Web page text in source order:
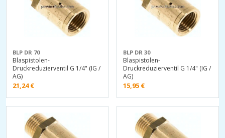
BLP DR 70
Blaspistolen-
Druckreduzierventil G 1/4" (IG /
AG)
21,24€
BLP DR 30
Blaspistolen-
Druckreduzierventil G 1/4" (IG /
AG)
15,95 €